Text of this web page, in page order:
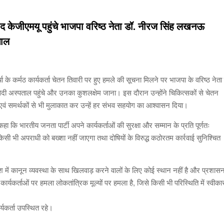
केजीएमयू पहुंचे भाजपा वरिष्ठ नेता डॉ. नीरज सिंह लखनऊ
के कर्मठ कार्यकर्ता चेतन तिवारी पर हुए हमले की सूचना मिलने पर भाजपा के वरिष्ठ नेता
अस्पताल पहुंचे और उनका कुशलक्षेम जाना। इस दौरान उन्होंने चिकित्सकों से चेतन
एवं समर्थकों से भी मुलाकात कर उन्हें हर संभव सहयोग का आश्वासन दिया।
कि भारतीय जनता पार्टी अपने कार्यकर्ताओं की सुरक्षा और सम्मान के प्रति पूर्णतः
भी अपराधी को बख्शा नहीं जाएगा तथा दोषियों के विरुद्ध कठोरतम कार्रवाई सुनिश्चित
में कानून व्यवस्था के साथ खिलवाड़ करने वालों के लिए कोई स्थान नहीं है और
पर हमला लोकतांत्रिक मूल्यों पर हमला है, जिसे किसी भी परिस्थिति में
उपस्थित रहे।
गुरु पूर्णिमा पर भाजपा लखनऊ
महानगर ने 123 मंदिरों में संत-
महात्माओं का किया सम्मान
admin July 29, 2026
हर घर तिरंगा